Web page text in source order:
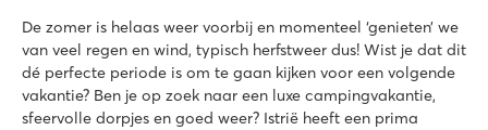
De zomer is helaas weer voorbij en momenteel ‘genieten’ we
van veel regen en wind, typisch herfstweer dus! Wist je dat dit
dé perfecte periode is om te gaan kijken voor een volgende
vakantie? Ben je op zoek naar een luxe campingvakantie,
sfeervolle dorpjes en goed weer? Istrië heeft een prima